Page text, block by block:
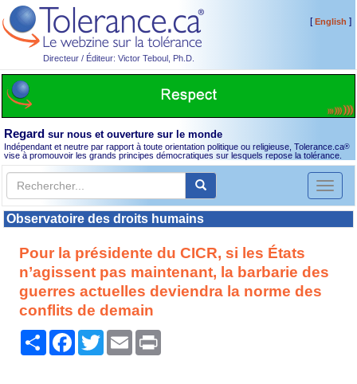
Directeur / Éditeur: Victor Teboul, Ph.D.
[English ]
Regard sur nous et ouverture sur le monde
Indépendant et neutre par rapport à toute orientation politique ou religieuse, Tolerance.ca®
vise à promouvoir les grands principes démocratiques sur lesquels repose la tolérance.
Toggle
Observatoire des droits humains
Pour la présidente du CICR, si les États
n’agissent pas maintenant, la barbarie des
guerres actuelles deviendra la norme des
conflits de demain
PartagerFacebook
TwitterEmail